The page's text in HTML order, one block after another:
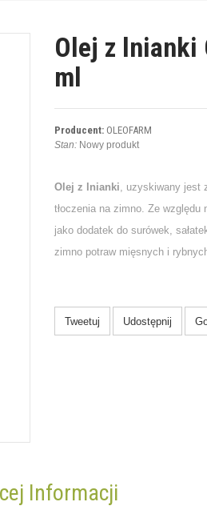
Olej z lnianki
ml
Producent: OLEOFARM
Stan: Nowy produkt
Olej z lnianki, uzyskiwany jest
tłoczenia na zimno. Ze
jako dodatek do surówek,
zimno potraw mięsnych i
Tweetuj Udostępnij
Informacji